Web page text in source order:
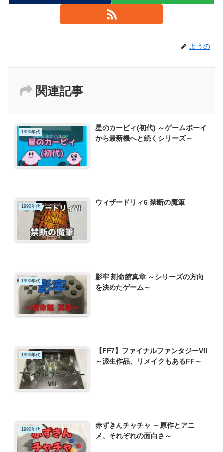
ようの
関連記事
1990年代
星のカービィ(初代) ～ゲームボーイ
から最新機へと続くシリーズ～
1990年代 ウィザードリィ6 禁断の魔筆
1990年代
影牢 刻命館真章 ～シリーズの方向
を決めたゲーム～
1990年代
【FF7】ファイナルファンタジーVII
～派生作品、リメイクもあるFF～
1990年代
赤ずきんチャチャ ～原作とアニ
メ、それぞれの面白さ～